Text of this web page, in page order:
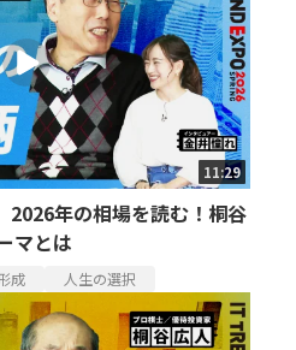
11:29
2026年の相場を読む！桐谷
マとは
成 人生の選択